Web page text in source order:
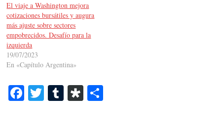
El viaje a Washington mejora
cotizaciones bursátiles y augura
más ajuste sobre sectores
empobrecidos. Desafío para la
izquierda
19/07/2023
En «Capítulo Argentina»
Fa T T Di